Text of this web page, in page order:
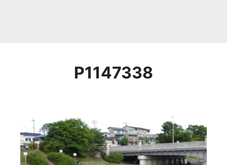
P1147338